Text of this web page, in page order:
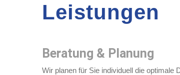
Leistungen
Beratung & Planung
Wir planen für Sie individuell die optimale